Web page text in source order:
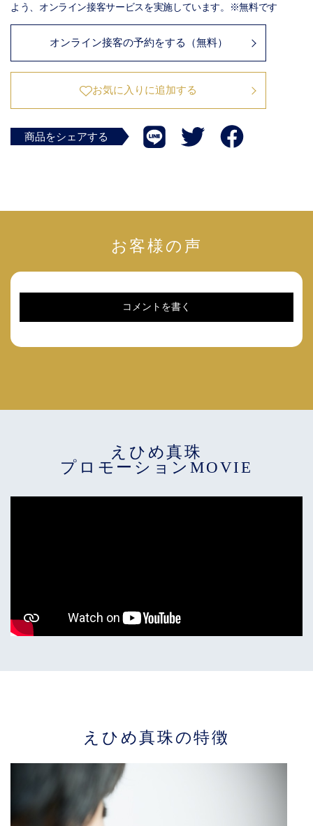
よう、オンライン接客サービスを実施しています。※無料です
オンライン接客の予約をする（無料）
お気に入りに追加する
商品をシェアする
お客様の声
コメントを書く
えひめ真珠
プロモーションMOVIE
えひめ真珠の特徴